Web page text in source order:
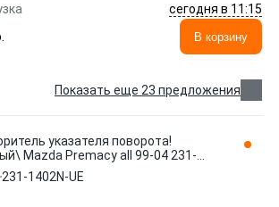
сегодня в 11:15
В корзину
Показать еще 23 предложения
указателя поворота!
Mazda Premacy all 99-04 231-
UE DEPO
231-1402N-UE